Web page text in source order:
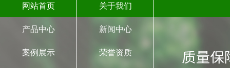
网站首页 关于我们
产品中心 新闻中心
案例展示 荣誉资质